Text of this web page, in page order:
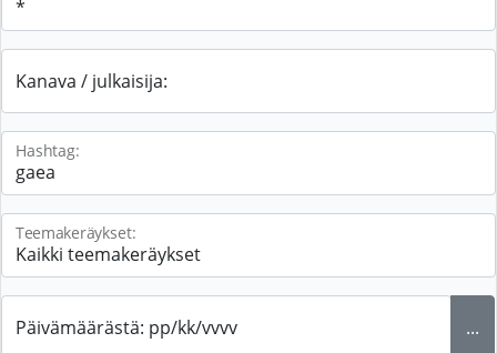
Kanava / julkaisija:
Hashtag:
Teemakeräykset:
Päivämäärästä: pp/kk/vvvv ...